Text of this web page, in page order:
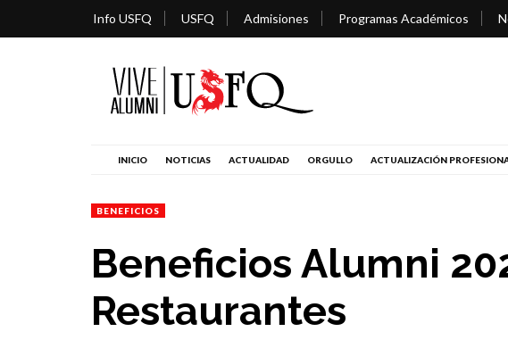
Info USFQ USFQ Admisiones Programas Académicos
INICIO NOTICIAS ACTUALIDAD ORGULLO ACTUALIZACIÓN
BENEFICIOS
Beneficios Alumni
Restaurantes